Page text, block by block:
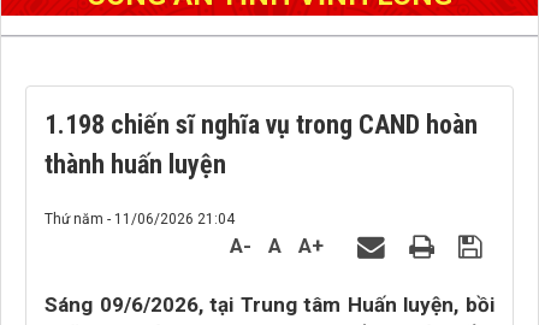
1.198 chiến sĩ nghĩa vụ trong CAND hoàn
thành huấn luyện
Thứ năm - 11/06/2026 21:04
A- A A+
Sáng 09/6/2026, tại Trung tâm Huấn luyện, bồi